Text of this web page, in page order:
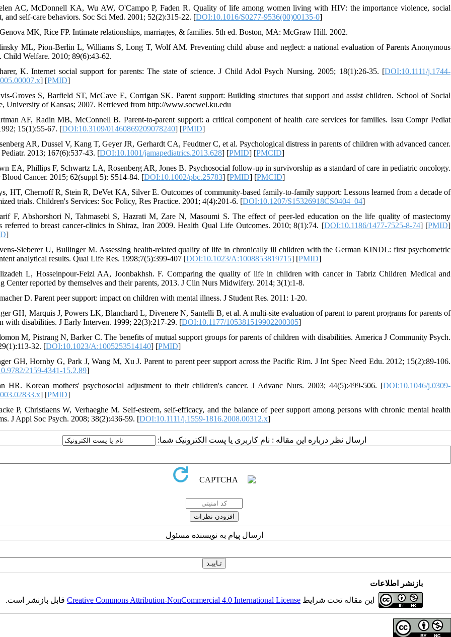
AC, McDonnell KA, Wu AW, O'Campo P, Faden R. Quality of life among women living with HIV: the importance violence, social
and self-care behaviors. Soc Sci Med. 2001; 52(2):315-22. [DOI:10.1016/S0277-9536(00)00135-0]
MK, Rice FP. Intimate relationships, marriages, & families. 5th ed. Boston, MA: McGraw Hill. 2002.
ML, Pion-Berlin L, Williams S, Long T, Wolf AM. Preventing child abuse and neglect: a national evaluation of Parents Anonymous
Child Welfare. 2010; 89(6):43-62.
K. Internet social support for parents: The state of science. J Child Adol Psych Nursing. 2005; 18(1):26-35. [DOI:10.1111/j.1744-
] [PMID]
Groves S, Barfield ST, McCave E, Corrigan SK. Parent support: Building structures that support and assist children. School of Social
University of Kansas; 2007. Retrieved from http://www.socwel.ku.edu
AF, Radin MB, McConnell B. Parent-to-parent support: a critical component of health care services for families. Issu Compr Pediat
15(1):55-67. [DOI:10.3109/01460869209078240] [PMID]
AR, Dussel V, Kang T, Geyer JR, Gerhardt CA, Feudtner C, et al. Psychological distress in parents of children with advanced cancer.
2013; 167(6):537-43. [DOI:10.1001/jamapediatrics.2013.628] [PMID] [PMCID]
EA, Phillips F, Schwartz LA, Rosenberg AR, Jones B. Psychosocial follow-up in survivorship as a standard of care in pediatric oncology.
Blood Cancer. 2015; 62(suppl 5): S514-84. [DOI:10.1002/pbc.25783] [PMID] [PMCID]
HT, Chernoff R, Stein R, DeVet KA, Silver E. Outcomes of community-based family-to-family support: Lessons learned from a decade of
trials. Children's Services: Soc Policy, Res Practice. 2001; 4(4):201-6. [DOI:10.1207/S15326918CS0404_04]
F, Abshorshori N, Tahmasebi S, Hazrati M, Zare N, Masoumi S. The effect of peer-led education on the life quality of mastectomy
referred to breast cancer-clinics in Shiraz, Iran 2009. Health Qual Life Outcomes. 2010; 8(1):74. [DOI:10.1186/1477-7525-8-74] [PMID]
]
Sieberer U, Bullinger M. Assessing health-related quality of life in chronically ill children with the German KINDL: first psychometric
analytical results. Qual Life Res. 1998;7(5):399-407 [DOI:10.1023/A:1008853819715] [PMID]
L, Hosseinpour-Feizi AA, Joonbakhsh. F. Comparing the quality of life in children with cancer in Tabriz Children Medical and
Center reported by themselves and their parents, 2013. J Clin Nurs Midwifery. 2014; 3(1):1-8.
D. Parent peer support: impact on children with mental illness. J Student Res. 2011: 1-20.
GH, Marquis J, Powers LK, Blanchard L, Divenere N, Santelli B, et al. A multi-site evaluation of parent to parent programs for parents of
with disabilities. J Early Interven. 1999; 22(3):217-29. [DOI:10.1177/105381519902200305]
M, Pistrang N, Barker C. The benefits of mutual support groups for parents of children with disabilities. America J Community Psych.
32. [DOI:10.1023/A:1005253514140] [PMID]
GH, Hornby G, Park J, Wang M, Xu J. Parent to parent peer support across the Pacific Rim. J Int Spec Need Edu. 2012; 15(2):89-106.
2159-4341-15.2.89]
HR. Korean mothers' psychosocial adjustment to their children's cancer. J Advanc Nurs. 2003; 44(5):499-506. [DOI:10.1046/j.0309-
] [PMID]
P, Christiaens W, Verhaeghe M. Self‐esteem, self‐efficacy, and the balance of peer support among persons with chronic mental health
J Appl Soc Psych. 2008; 38(2):436-59. [DOI:10.1111/j.1559-1816.2008.00312.x]
ارسال نظر درباره این مقاله : نام کاربری یا پست الکترونیک شما:
ارسال پیام به نویسنده مسئول
بازنشر اطلاعات
این مقاله تحت شرایط Creative Commons Attribution-NonCommercial 4.0 International Licenseقابل بازنشر است.